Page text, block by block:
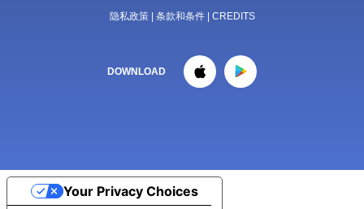
隐私政策| 条款和条件 CREDITS
DOWNLOAD
Your Privacy Choices